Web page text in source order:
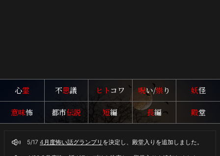
々
心霊 不思議 ヒトコワ 呪い/祟り 妖怪
意味怖 都市伝説 短編 長編 殿堂
5/17 4月度怖い話グランプリ を決定し、殿堂入りを追加しました。